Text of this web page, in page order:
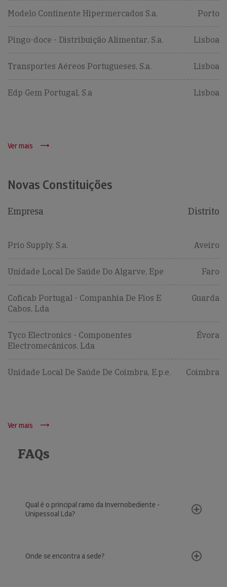
Modelo Continente Hipermercados S.a. Porto
Pingo-doce - Distribuição Alimentar, S.a. Lisboa
Transportes Aéreos Portugueses, S.a. Lisboa
Edp Gem Portugal, S.a Lisboa
Ver mais
Novas Constituições
Empresa Distrito
Prio Supply, S.a. Aveiro
Unidade Local De Saúde Do Algarve, Epe Faro
Coficab Portugal - Companhia De Fios E
Cabos, Lda
Guarda
Tyco Electronics - Componentes
Electromecânicos, Lda
Évora
Unidade Local De Saúde De Coimbra, E.p.e. Coimbra
Ver mais
FAQs
Qual é o principal ramo da Invernobediente -
Unipessoal Lda?
Onde se encontra a sede?